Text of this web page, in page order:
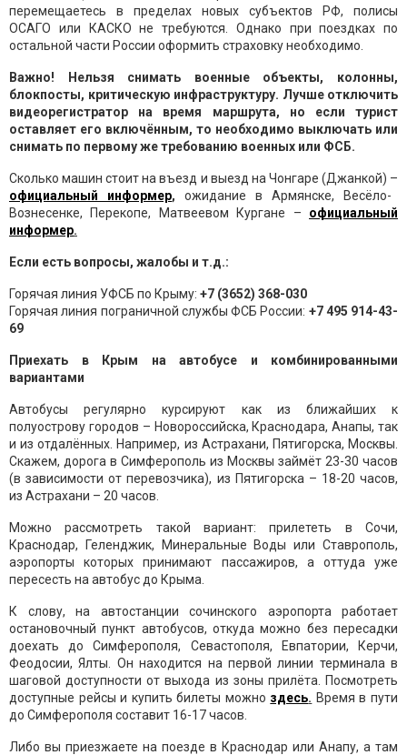
перемещаетесь в пределах новых субъектов РФ, полисы
ОСАГО или КАСКО не требуются. Однако при поездках по
остальной части России оформить страховку необходимо.
Важно! Нельзя снимать военные объекты, колонны,
блокпосты, критическую инфраструктуру. Лучше отключить
видеорегистратор на время маршрута, но если турист
оставляет его включённым, то необходимо выключать или
снимать по первому же требованию военных или ФСБ.
Сколько машин стоит на въезд и выезд на Чонгаре (Джанкой) –
официальный информер, ожидание в Армянске, Весёло-
Вознесенке, Перекопе, Матвеевом Кургане – официальный
информер.
Если есть вопросы, жалобы и т.д.:
Горячая линия УФСБ по Крыму: +7 (3652) 368-030
Горячая линия пограничной службы ФСБ России: +7 495 914-43-
69
Приехать в Крым на автобусе и комбинированными
вариантами
Автобусы регулярно курсируют как из ближайших к
полуострову городов – Новороссийска, Краснодара, Анапы, так
и из отдалённых. Например, из Астрахани, Пятигорска, Москвы.
Скажем, дорога в Симферополь из Москвы займёт 23-30 часов
(в зависимости от перевозчика), из Пятигорска – 18-20 часов,
из Астрахани – 20 часов.
Можно рассмотреть такой вариант: прилететь в Сочи,
Краснодар, Геленджик, Минеральные Воды или Ставрополь,
аэропорты которых принимают пассажиров, а оттуда уже
пересесть на автобус до Крыма.
К слову, на автостанции сочинского аэропорта работает
остановочный пункт автобусов, откуда можно без пересадки
доехать до Симферополя, Севастополя, Евпатории, Керчи,
Феодосии, Ялты. Он находится на первой линии терминала в
шаговой доступности от выхода из зоны прилёта. Посмотреть
доступные рейсы и купить билеты можно здесь. Время в пути
до Симферополя составит 16-17 часов.
Либо вы приезжаете на поезде в Краснодар или Анапу, а там